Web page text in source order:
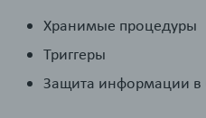
Хранимые процедуры
Триггеры
Защита информации в